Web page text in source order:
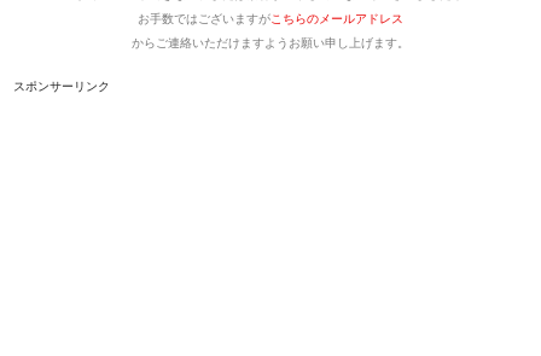
お手数ではございますがこちらのメールアドレス
からご連絡いただけますようお願い申し上げます。
スポンサーリンク